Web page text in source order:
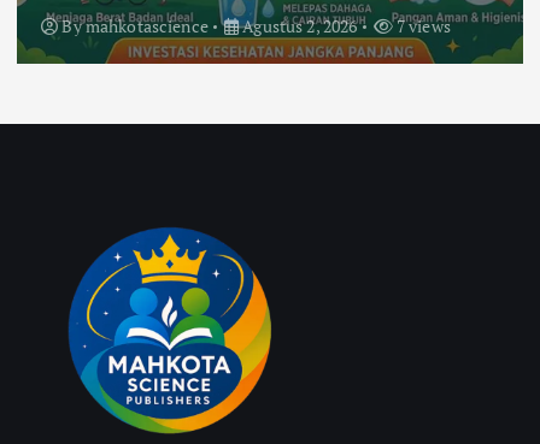
Bymahkotascience Agustus 2, 2026 7 views